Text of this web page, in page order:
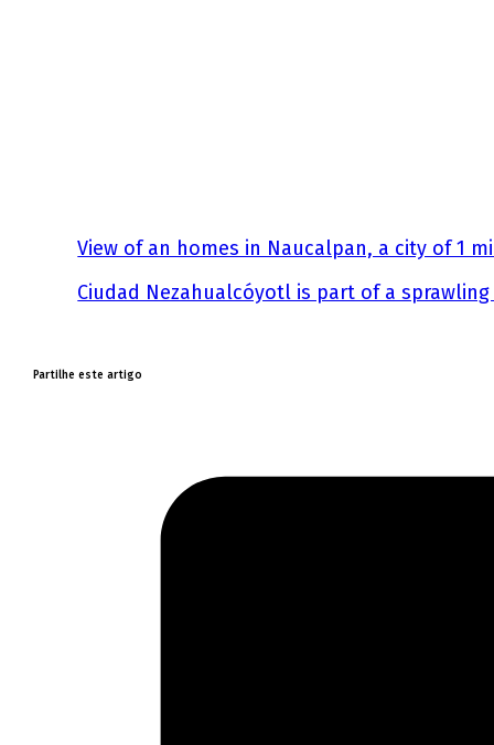
View of an homes in Naucalpan, a city of 1
Ciudad Nezahualcóyotl is part of a
Partilhe este artigo